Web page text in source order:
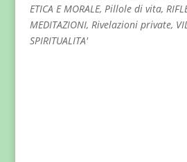
ETICA E MORALE, Pillole di vita,
MEDITAZIONI, Rivelazioni private,
SPIRITUALITA'